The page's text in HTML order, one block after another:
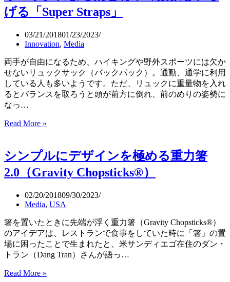
プ
ラ
チ
ッ
ク
ゴ
ミ、
最
Ocean
Cleanup）
げる「Super Straps」
03/21/201801/23/2023
Innovation, Media
両手が自由になるため、ハイキングや野外スポーツには欠か
せないリュックサック（バックパック）。通勤、通学に利用
している人も多いようです。ただ、リュックに重量物を入れ
るとバランスを取ろうと頭が前方に倒れ、前のめりの姿勢に
なっ…
Read More »
ク
よ
肩
と
背
中
の
緊
シンプルにデザインを極める重力箸
2.0（Gravity Chopsticks®）
02/20/201809/30/2023
Media, USA
箸を置いたときに先端が浮く重力箸（Gravity Chopsticks®）
のアイデアは、レストランで食事をしていた時に「箸」の置
場に困ったことで生まれたと、米サンディエゴ在住のダン・
トラン（Dang Tran）さんが語っ…
Read More »